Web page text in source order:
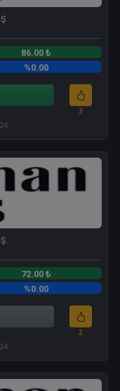
86.00 ₺
%0.00
3
72.00 ₺
%0.00
2